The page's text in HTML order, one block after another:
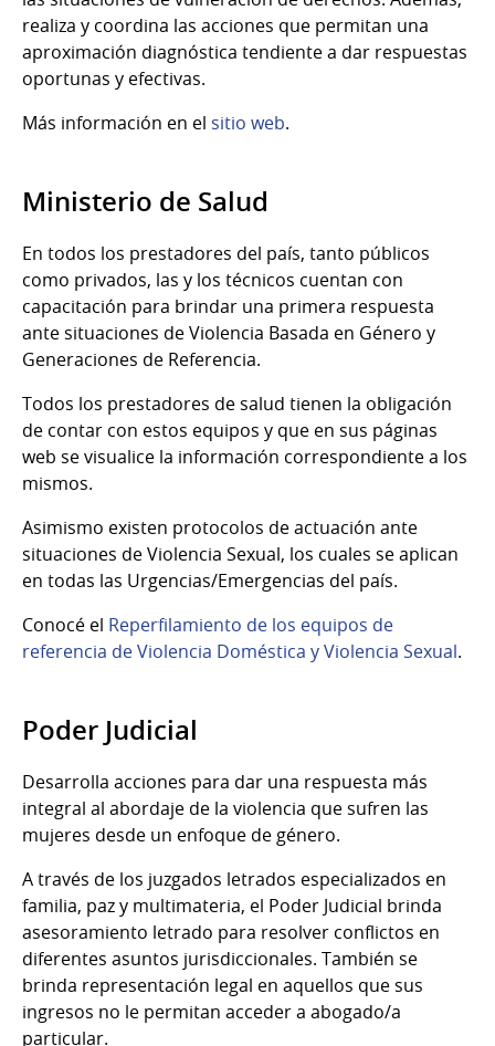
realiza y coordina las acciones que permitan una
aproximación diagnóstica tendiente a dar respuestas
oportunas y efectivas.
Más información en el sitio web.
Ministerio de Salud
En todos los prestadores del país, tanto públicos
como privados, las y los técnicos cuentan con
capacitación para brindar una primera respuesta
ante situaciones de Violencia Basada en Género y
Generaciones de Referencia.
Todos los prestadores de salud tienen la obligación
de contar con estos equipos y que en sus páginas
web se visualice la información correspondiente a los
mismos.
Asimismo existen protocolos de actuación ante
situaciones de Violencia Sexual, los cuales se aplican
en todas las Urgencias/Emergencias del país.
Conocé el Reperfilamiento de los equipos de
referencia de Violencia Doméstica y Violencia Sexual.
Poder Judicial
Desarrolla acciones para dar una respuesta más
integral al abordaje de la violencia que sufren las
mujeres desde un enfoque de género.
A través de los juzgados letrados especializados en
familia, paz y multimateria, el Poder Judicial brinda
asesoramiento letrado para resolver conflictos en
diferentes asuntos jurisdiccionales. También se
brinda representación legal en aquellos que sus
ingresos no le permitan acceder a abogado/a
particular.